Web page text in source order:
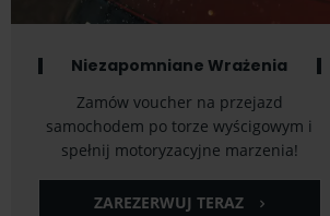
Niezapomniane Wrażenia
Zamów voucher na przejazd
samochodem po torze wyścigowym i
spełnij motoryzacyjne marzenia!
ZAREZERWUJ TERAZ